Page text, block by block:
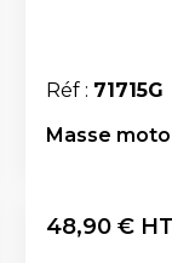
Réf : 71715G
Masse
48,90 €